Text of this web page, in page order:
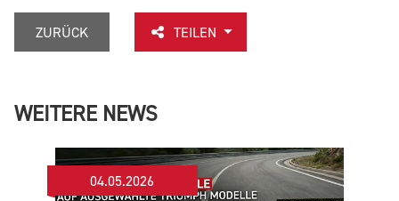
ZURÜCK TEILEN
WEITERE NEWS
04.05.2026